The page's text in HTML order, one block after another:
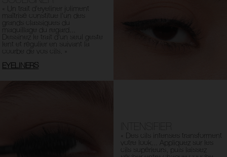
« Un trait d'eyeliner joliment
maîtrisé constitue l'un des
grands classiques du
maquillage du regard...
Dessinez le trait d'un seul geste
lent et régulier en suivant la
courbe de vos cils. »
EYELINERS
INTENSIFIER
« Des cils intenses transforment
votre look... Appliquez sur les
cils supérieurs, puis laissez